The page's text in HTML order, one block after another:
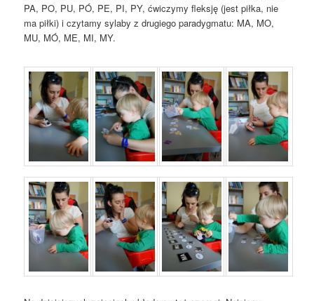
PA, PO, PU, PÓ, PE, PI, PY, ćwiczymy fleksję (jest piłka, nie
ma piłki) i czytamy sylaby z drugiego paradygmatu: MA, MO,
MU, MÓ, ME, MI, MY.